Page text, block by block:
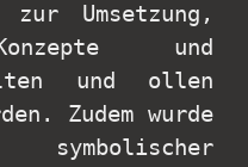
zur Umsetzung,
und
und ollen
Zudem wurde